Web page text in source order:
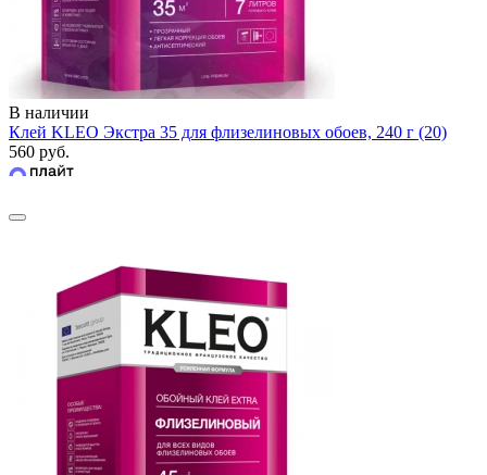
В наличии
Клей KLEO Экстра 35 для флизелиновых обоев, 240 г (20)
560 руб.